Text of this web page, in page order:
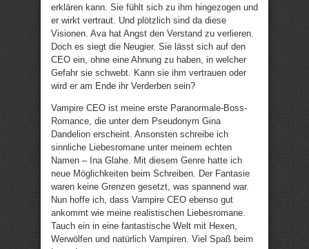
erklären kann. Sie fühlt sich zu ihm hingezogen und
er wirkt vertraut. Und plötzlich sind da diese
Visionen. Ava hat Angst den Verstand zu verlieren.
Doch es siegt die Neugier. Sie lässt sich auf den
CEO ein, ohne eine Ahnung zu haben, in welcher
Gefahr sie schwebt. Kann sie ihm vertrauen oder
wird er am Ende ihr Verderben sein?
Vampire CEO ist meine erste Paranormale-Boss-
Romance, die unter dem Pseudonym Gina
Dandelion erscheint. Ansonsten schreibe ich
sinnliche Liebesromane unter meinem echten
Namen – Ina Glahe. Mit diesem Genre hatte ich
neue Möglichkeiten beim Schreiben. Der Fantasie
waren keine Grenzen gesetzt, was spannend war.
Nun hoffe ich, dass Vampire CEO ebenso gut
ankommt wie meine realistischen Liebesromane.
Tauch ein in eine fantastische Welt mit Hexen,
Werwölfen und natürlich Vampiren. Viel Spaß beim